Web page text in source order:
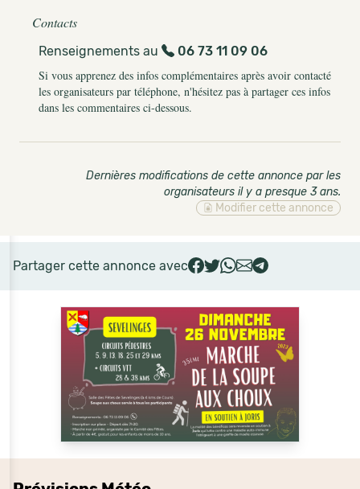
Contacts
Renseignements au
06 73 11 09 06
Si vous apprenez des infos complémentaires après avoir contacté
les organisateurs par téléphone, n'hésitez pas à partager ces infos
dans les commentaires ci-dessous.
Dernières modifications de cette annonce par les
organisateurs il y a presque 3 ans.
Modifier cette annonce
Partager cette annonce avec